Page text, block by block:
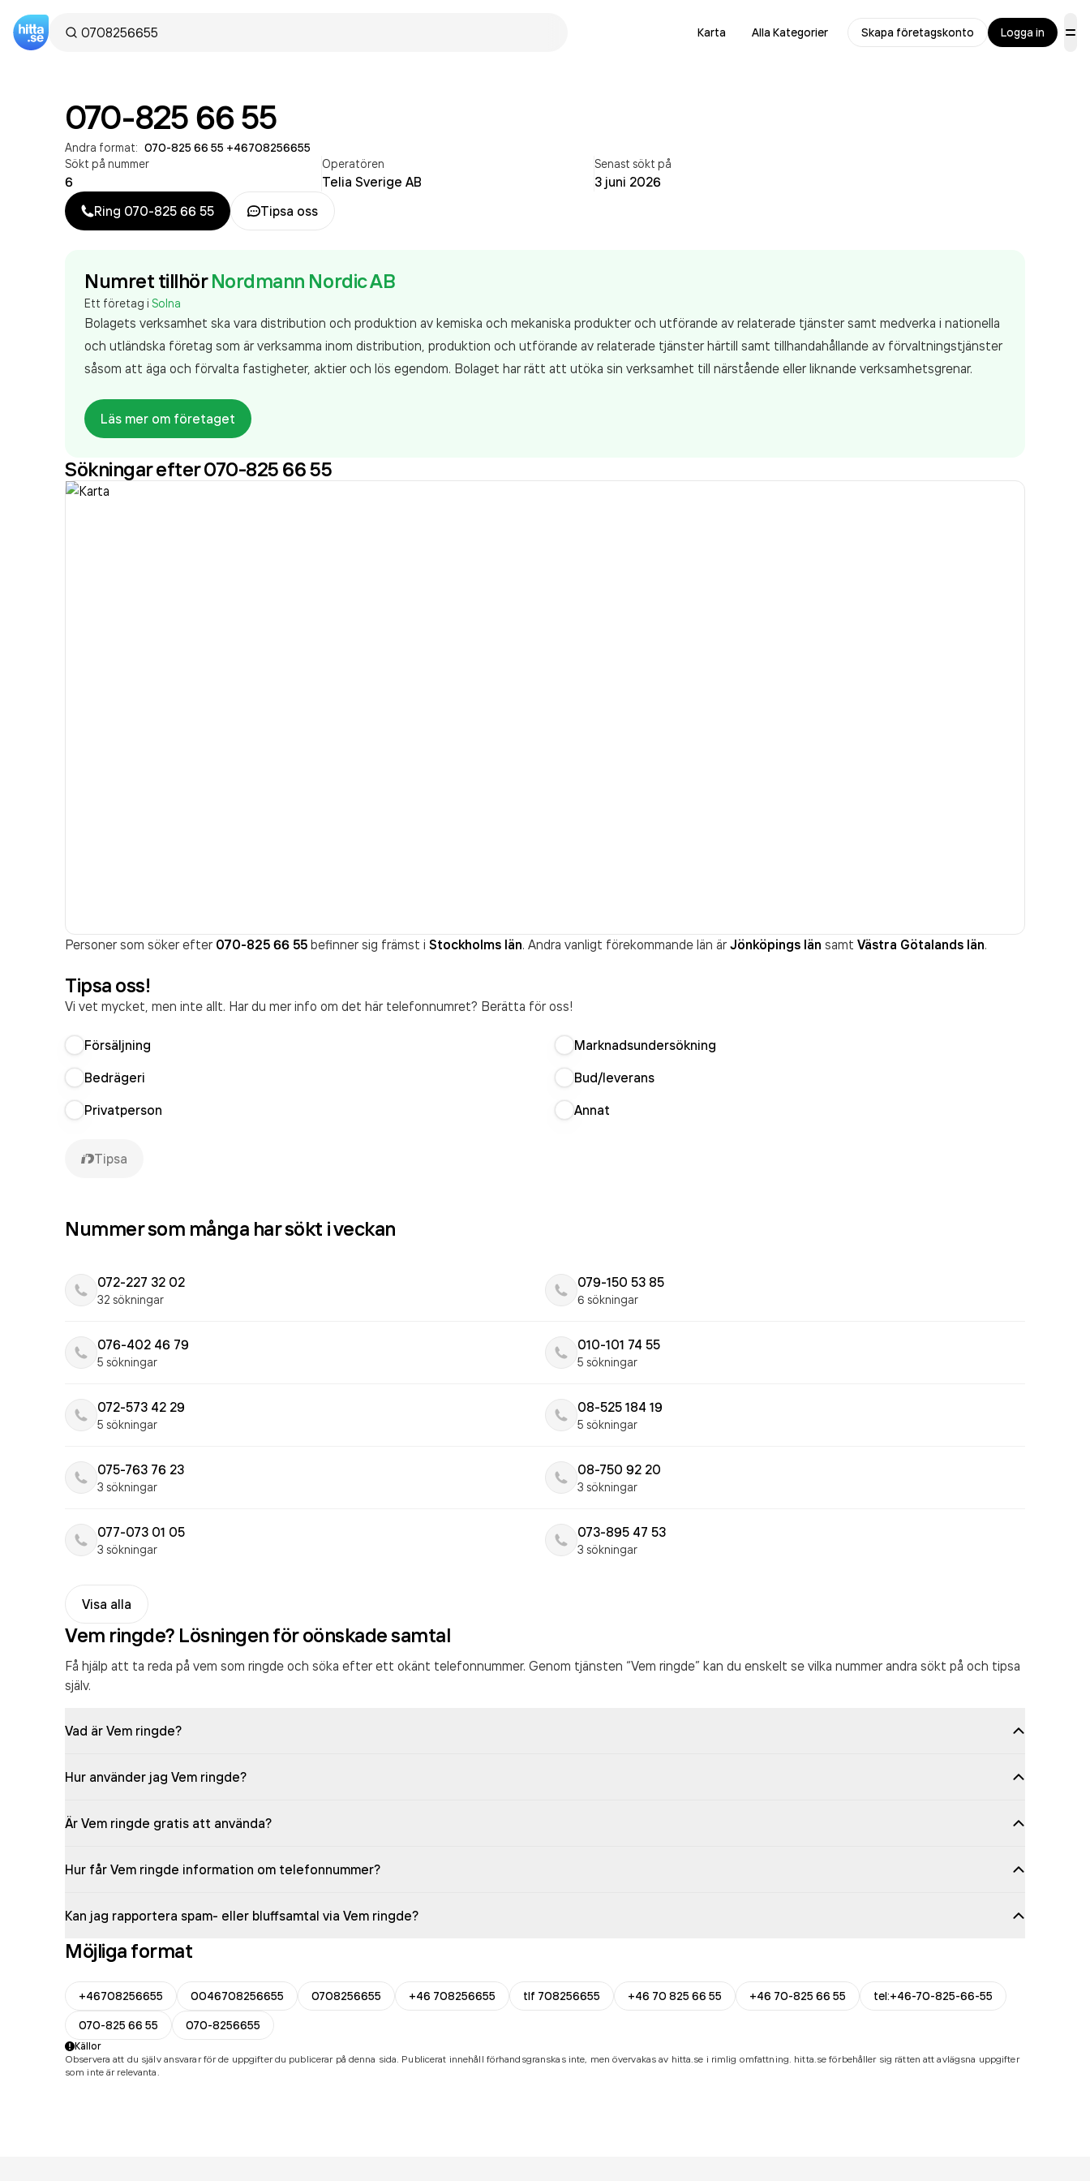
Karta Alla Kategorier Skapa företagskonto Logga in
070-825 66 55
Andra format: 070-825 66 55 +46708256655
Sökt på nummer
6
Operatören
Telia Sverige AB
Senast sökt på
3 juni 2026
Ring 070-825 66 55 Tipsa oss
Numret tillhör Nordmann Nordic AB
Ett företag i Solna
Bolagets verksamhet ska vara distribution och produktion av kemiska och mekaniska produkter och utförande av relaterade tjänster samt medverka i nationella
och utländska företag som är verksamma inom distribution, produktion och utförande av relaterade tjänster härtill samt tillhandahållande av förvaltningstjänster
såsom att äga och förvalta fastigheter, aktier och lös egendom. Bolaget har rätt att utöka sin verksamhet till närstående eller liknande verksamhetsgrenar.
Läs mer om företaget
Sökningar efter 070-825 66 55
Personer som söker efter 070-825 66 55 befinner sig främst i Stockholms län. Andra vanligt förekommande län är Jönköpings län samt Västra Götalands län.
Tipsa oss!
Vi vet mycket, men inte allt. Har du mer info om det här telefonnumret? Berätta för oss!
Försäljning
Marknadsundersökning
Bedrägeri
Bud/leverans
Privatperson
Annat
Tipsa
Nummer som många har sökt i veckan
072-227 32 02
32 sökningar
079-150 53 85
6 sökningar
076-402 46 79
5 sökningar
010-101 74 55
5 sökningar
072-573 42 29
5 sökningar
08-525 184 19
5 sökningar
075-763 76 23
3 sökningar
08-750 92 20
3 sökningar
077-073 01 05
3 sökningar
073-895 47 53
3 sökningar
Visa alla
Vem ringde? Lösningen för oönskade samtal
Få hjälp att ta reda på vem som ringde och söka efter ett okänt telefonnummer. Genom tjänsten “Vem ringde” kan du enskelt se vilka nummer andra sökt på och tipsa
själv.
Vad är Vem ringde?
Hur använder jag Vem ringde?
Är Vem ringde gratis att använda?
Hur får Vem ringde information om telefonnummer?
Kan jag rapportera spam- eller bluffsamtal via Vem ringde?
Möjliga format
+46708256655 0046708256655 0708256655 +46 708256655 tlf 708256655 +46 70 825 66 55 +46 70-825 66 55
tel:+46-70-825-66-55
070-825 66 55
070-8256655
Källor
Observera att du själv ansvarar för de uppgifter du publicerar på denna sida. Publicerat innehåll förhandsgranskas inte, men övervakas av hitta.se i rimlig omfattning. hitta.se förbehåller sig rätten att avlägsna uppgifter
som inte är relevanta.